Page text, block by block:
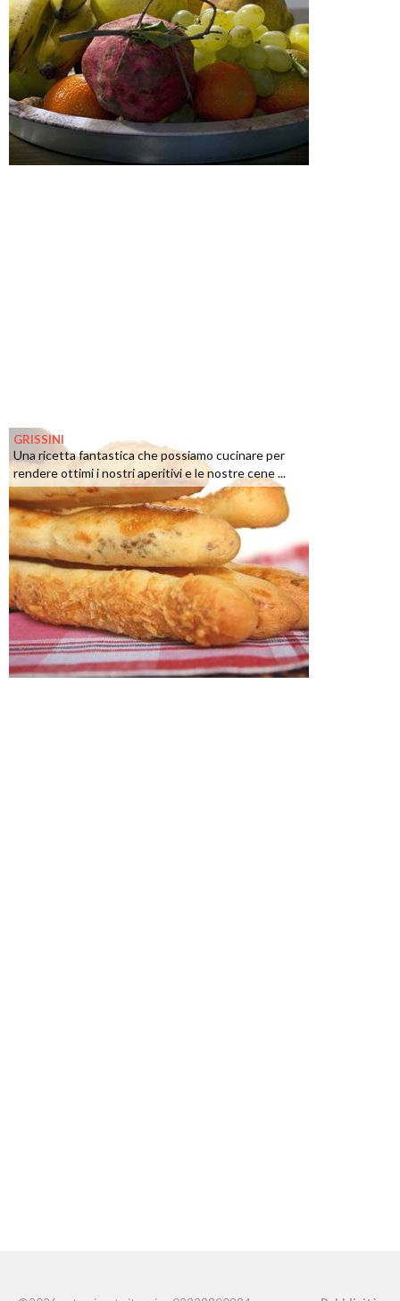
GRISSINI
Una ricetta fantastica che possiamo cucinare per
rendere ottimi i nostri aperitivi e le nostre cene ...